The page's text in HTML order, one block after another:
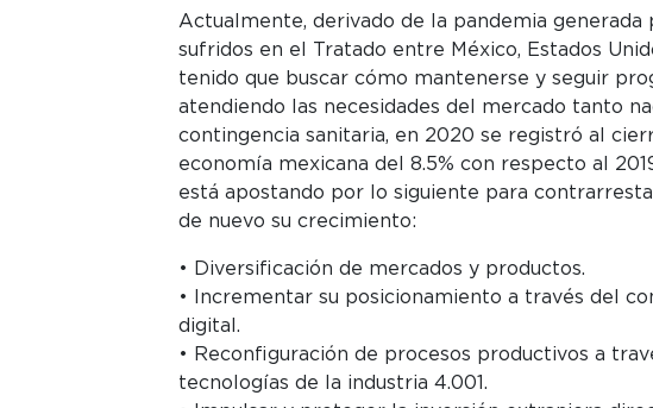
Actualmente, derivado de la pandemia generada
sufridos en el Tratado entre México, Estados
tenido que buscar cómo mantenerse y seguir
atendiendo las necesidades del mercado tanto
contingencia sanitaria, en 2020 se registró al
economía mexicana del 8.5% con respecto al
está apostando por lo siguiente para
de nuevo su crecimiento:
• Diversificación de mercados y productos.
• Incrementar su posicionamiento a través del
digital.
• Reconfiguración de procesos productivos a
tecnologías de la industria 4.001.